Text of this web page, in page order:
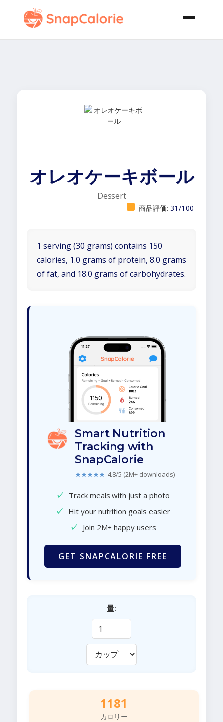
オレオケーキボール
Dessert
商品評価: 31/100
1 serving (30 grams) contains 150
calories, 1.0 grams of protein, 8.0 grams
of fat, and 18.0 grams of carbohydrates.
Smart Nutrition
Tracking with
SnapCalorie
★★★★★ 4.8/5 (2M+ downloads)
✓ Track meals with just a photo
✓ Hit your nutrition goals easier
✓ Join 2M+ happy users
GET SNAPCALORIE FREE
量:
1181
カロリー